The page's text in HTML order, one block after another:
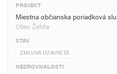
PROJEKT
Miestna občianska poriadková
Obec Žehňa
STAV
ZMLUVA UZAVRETÁ
NEZROVNALOSTI